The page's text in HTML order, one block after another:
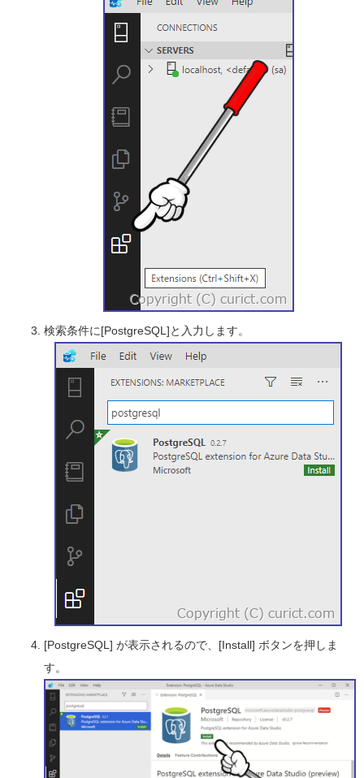
検索条件に[PostgreSQL]と入力します。
[PostgreSQL] が表示されるので、[Install] ボタンを押しま
す。